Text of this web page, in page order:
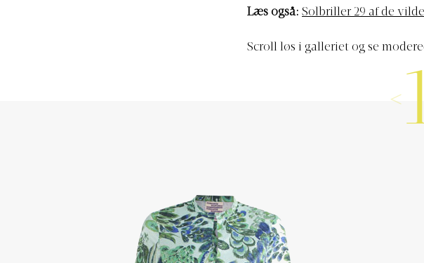
Læs også: Solbriller 29 af de
Scroll løs i galleriet og se